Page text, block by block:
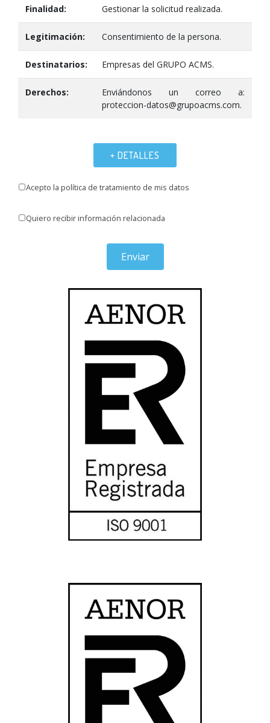
Finalidad: Gestionar la solicitud realizada.
Legitimación: Consentimiento de la persona.
Destinatarios: Empresas del GRUPO ACMS.
Derechos:
Enviándonos un correo a:
proteccion-datos@grupoacms.com.
+ DETALLES
Acepto la política de tratamiento de mis datos
Quiero recibir información relacionada
Enviar